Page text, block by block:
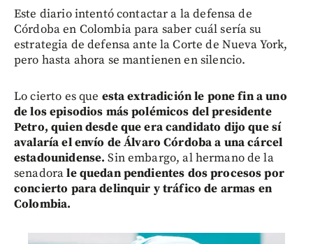
Este diario intentó contactar a la defensa de
Córdoba en Colombia para saber cuál sería su
estrategia de defensa ante la Corte de Nueva York,
pero hasta ahora se mantienen en silencio.
Lo cierto es que esta extradición le pone fin a uno
de los episodios más polémicos del presidente
Petro, quien desde que era candidato dijo que sí
avalaría el envío de Álvaro Córdoba a una cárcel
estadounidense.Sin embargo, al hermano de la
senadorale quedan pendientes dos procesos por
concierto para delinquir y tráfico de armas en
Colombia.